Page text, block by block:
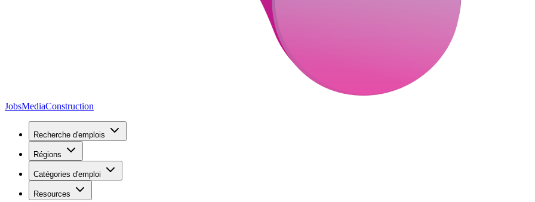
JobsMediaConstruction
Recherche d'emplois
Régions
Catégories d'emploi
Resources